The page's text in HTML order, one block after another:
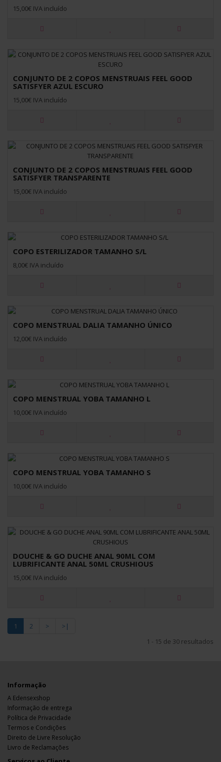
15,00€ IVA incluído
CONJUNTO DE 2 COPOS MENSTRUAIS FEEL GOOD
SATISFYER AZUL ESCURO
15,00€ IVA incluído
CONJUNTO DE 2 COPOS MENSTRUAIS FEEL GOOD
SATISFYER TRANSPARENTE
15,00€ IVA incluído
COPO ESTERILIZADOR TAMANHO S/L
8,00€ IVA incluído
COPO MENSTRUAL DALIA TAMANHO ÚNICO
12,00€ IVA incluído
COPO MENSTRUAL YOBA TAMANHO L
10,00€ IVA incluído
COPO MENSTRUAL YOBA TAMANHO S
10,00€ IVA incluído
DOUCHE & GO DUCHE ANAL 90ML COM
LUBRIFICANTE ANAL 50ML CRUSHIOUS
15,00€ IVA incluído
1 2 >
>|
1 - 15 de 30 resultados
Informação
A Edensexshop
Informação de entrega
Política de Privacidade
Termos e Condições
Direito de Livre Resolução
Livro de Reclamações